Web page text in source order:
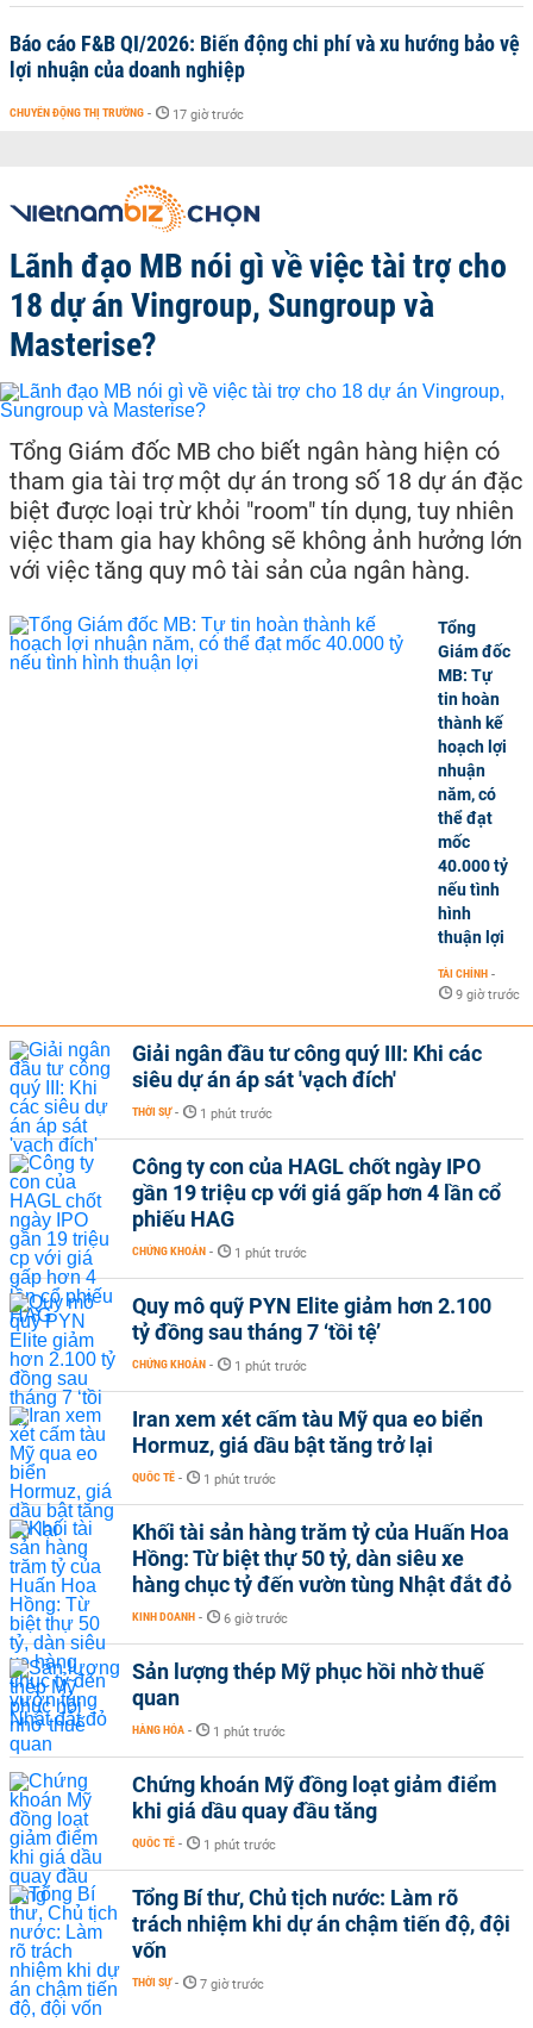
Báo cáo F&B QI/2026: Biến động chi phí và xu hướng bảo vệ
lợi nhuận của doanh nghiệp
CHUYỂN ĐỘNG THỊ TRƯỜNG - 17 giờ trước
Lãnh đạo MB nói gì về việc tài trợ cho
18 dự án Vingroup, Sungroup và
Masterise?
Tổng Giám đốc MB cho biết ngân hàng hiện có
tham gia tài trợ một dự án trong số 18 dự án đặc
biệt được loại trừ khỏi "room" tín dụng, tuy nhiên
việc tham gia hay không sẽ không ảnh hưởng lớn
với việc tăng quy mô tài sản của ngân hàng.
Tổng
Giám đốc
MB: Tự
tin hoàn
thành kế
hoạch lợi
nhuận
năm, có
thể đạt
mốc
40.000 tỷ
nếu tình
hình
thuận lợi
TÀI CHÍNH -
9 giờ trước
Giải ngân đầu tư công quý III: Khi các
siêu dự án áp sát 'vạch đích'
THỜI SỰ - 1 phút trước
Công ty con của HAGL chốt ngày IPO
gần 19 triệu cp với giá gấp hơn 4 lần cổ
phiếu HAG
CHỨNG KHOÁN - 1 phút trước
Quy mô quỹ PYN Elite giảm hơn 2.100
tỷ đồng sau tháng 7 ‘tồi tệ’
CHỨNG KHOÁN - 1 phút trước
Iran xem xét cấm tàu Mỹ qua eo biển
Hormuz, giá dầu bật tăng trở lại
QUỐC TẾ - 1 phút trước
Khối tài sản hàng trăm tỷ của Huấn Hoa
Hồng: Từ biệt thự 50 tỷ, dàn siêu xe
hàng chục tỷ đến vườn tùng Nhật đắt đỏ
KINH DOANH - 6 giờ trước
Sản lượng thép Mỹ phục hồi nhờ thuế
quan
HÀNG HÓA - 1 phút trước
Chứng khoán Mỹ đồng loạt giảm điểm
khi giá dầu quay đầu tăng
QUỐC TẾ - 1 phút trước
Tổng Bí thư, Chủ tịch nước: Làm rõ
trách nhiệm khi dự án chậm tiến độ, đội
vốn
THỜI SỰ - 7 giờ trước